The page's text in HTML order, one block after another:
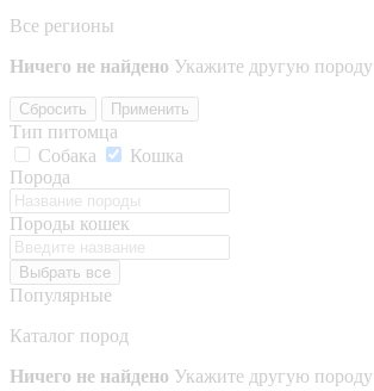
Все регионы
Ничего не найдено Укажите другую породу
Сбросить Применить
Тип питомца
Собака
Кошка
Порода
Породы кошек
Выбрать все
Популярные
Каталог пород
Ничего не найдено Укажите другую породу